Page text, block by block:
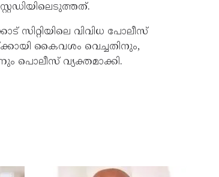
സിറ്റിയിലെ വിവിധ പോലീസ്
കൈവശം വെച്ചതിനും,
പൊലീസ് വ്യക്തമാക്കി.